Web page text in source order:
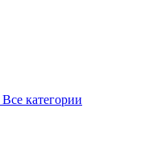
Все категории